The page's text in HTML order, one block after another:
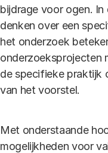
bijdrage voor ogen.
denken over een
het onderzoek
onderzoeksprojecten
de specifieke praktijk
van het voorstel.
Met onderstaande
mogelijkheden voor